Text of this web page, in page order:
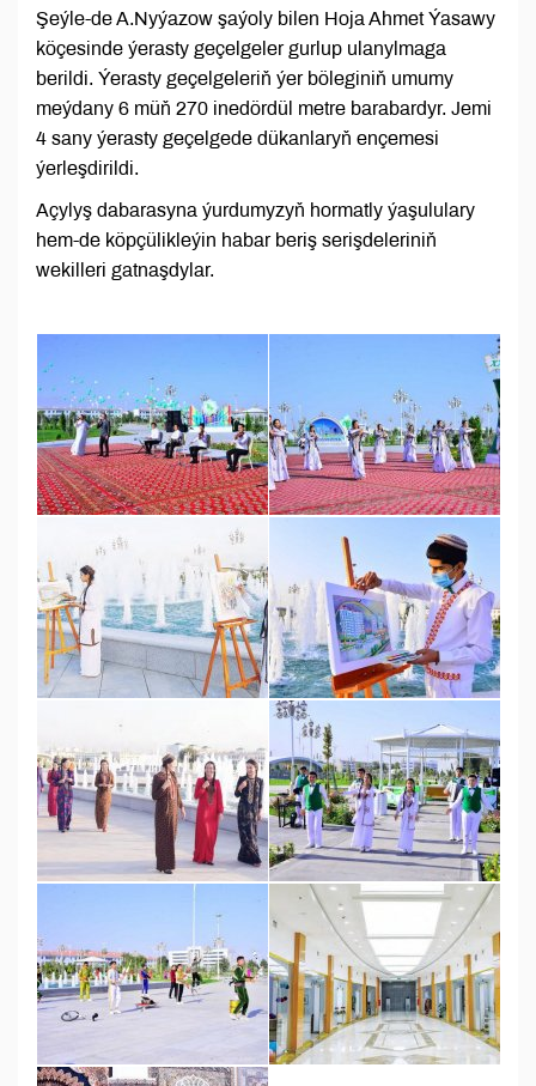
Şeýle-de A.Nyýazow şaýoly bilen Hoja Ahmet Ýasawy
köçesinde ýerasty geçelgeler gurlup ulanylmaga
berildi. Ýerasty geçelgeleriň ýer böleginiň umumy
meýdany 6 müň 270 inedördül metre barabardyr. Jemi
4 sany ýerasty geçelgede dükanlaryň ençemesi
ýerleşdirildi.
Açylyş dabarasyna ýurdumyzyň hormatly ýaşululary
hem-de köpçülikleýin habar beriş serişdeleriniň
wekilleri gatnaşdylar.